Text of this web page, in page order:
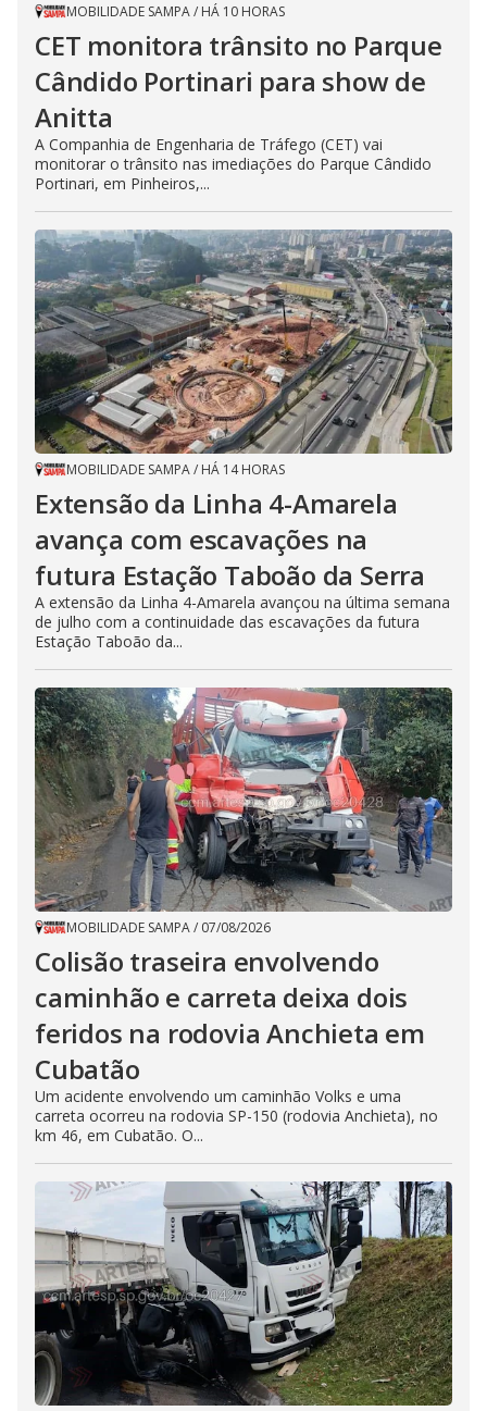
MOBILIDADE SAMPA/ HÁ 10 HORAS
CET monitora trânsito no Parque
Cândido Portinari para show de
Anitta
A Companhia de Engenharia de Tráfego (CET) vai
monitorar o trânsito nas imediações do Parque Cândido
Portinari, em Pinheiros,...
MOBILIDADE SAMPA/ HÁ 14 HORAS
Extensão da Linha 4-Amarela
avança com escavações na
futura Estação Taboão da Serra
A extensão da Linha 4-Amarela avançou na última semana
de julho com a continuidade das escavações da futura
Estação Taboão da...
MOBILIDADE SAMPA/ 07/08/2026
Colisão traseira envolvendo
caminhão e carreta deixa dois
feridos na rodovia Anchieta em
Cubatão
Um acidente envolvendo um caminhão Volks e uma
carreta ocorreu na rodovia SP-150 (rodovia Anchieta), no
km 46, em Cubatão. O...